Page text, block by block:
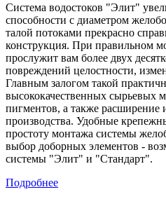
Система водостоков "Элит"
способности с диаметром
талой потоками прекрасно
конструкция. При правильном
прослужит вам более двух
повреждений целостности,
Главным залогом такой
высококачественных сырьевых
пигментов, а также
производства. Удобные
простоту монтажа системы
выбор доборных элементов -
системы "Элит" и "Стандарт".
Подробнее